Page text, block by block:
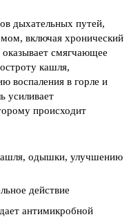
дыхательных путей,
включая хронический
смягчающее
кашля,
воспаления в горле и
усиливает
происходит
одышки, улучшению
действие
антимикробной